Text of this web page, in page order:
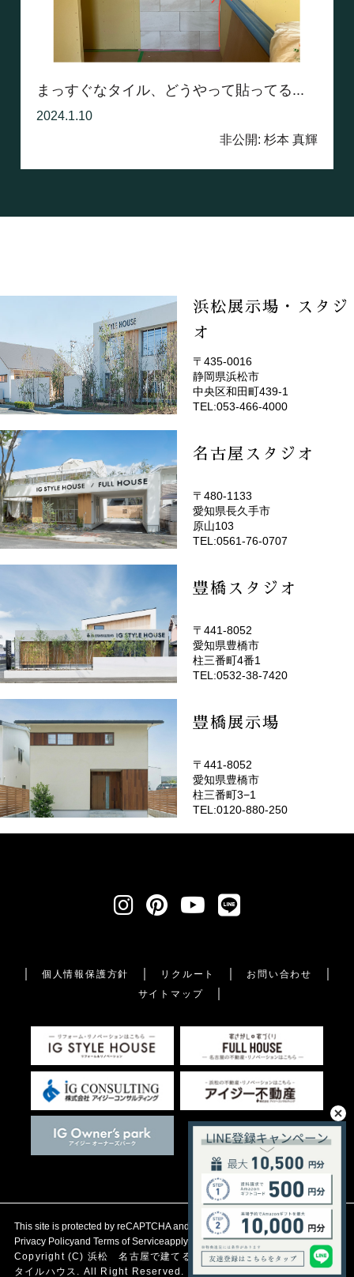
まっすぐなタイル、どうやって貼ってる...
2024.1.10
非公開: 杉本 真輝
浜松展示場・スタジ
オ
(EMOTOP浜松)
〒435-0016
静岡県浜松市
中央区和田町439-1
TEL:053-466-4000
名古屋スタジオ
(EMOTOP名古屋)
〒480-1133
愛知県長久手市
原山103
TEL:0561-76-0707
豊橋スタジオ
(EMOTOP豊橋)
〒441-8052
愛知県豊橋市
柱三番町4番1
TEL:0532-38-7420
豊橋展示場
〒441-8052
愛知県豊橋市
柱三番町3−1
TEL:0120-880-250
個人情報保護方針 リクルート
お問い合わせ
サイトマップ
This site is protected by reCAPTCHA and the Google
Privacy Policyand Terms of Serviceapply.
Copyright (C) 浜松 名古屋で建てる自然素材の注文住宅アイジース
タイルハウス. All Right Reserved.